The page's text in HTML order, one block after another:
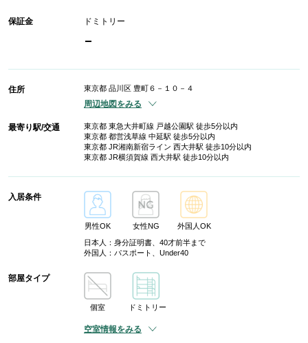
保証金 ドミトリー
-
住所 東京都 品川区 豊町６－１０－４
周辺地図をみる
最寄り駅/交通
東京都 東急大井町線 戸越公園駅 徒歩5分以内
東京都 都営浅草線 中延駅 徒歩5分以内
東京都 JR湘南新宿ライン 西大井駅 徒歩10分以内
東京都 JR横須賀線 西大井駅 徒歩10分以内
入居条件
男性OK 女性NG
外国人OK
日本人：身分証明書、40才前半まで
外国人：パスポート、Under40
部屋タイプ
個室 ドミトリー
空室情報をみる